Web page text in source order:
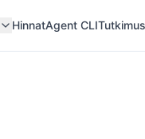
HinnatAgent CLI